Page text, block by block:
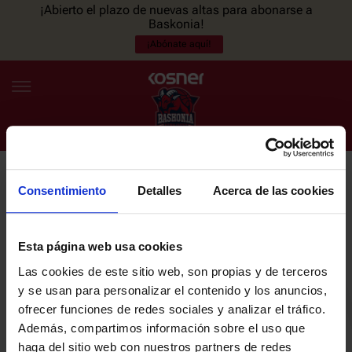
Consentimiento Detalles Acerca de las cookies
Esta página web usa cookies
Las cookies de este sitio web, son propias y de terceros
y se usan para personalizar el contenido y los anuncios,
ofrecer funciones de redes sociales y analizar el tráfico.
Además, compartimos información sobre el uso que
haga del sitio web con nuestros partners de redes
¡Abierto el plazo de nuevas altas para abonarse a
Baskonia!
¡Abónate aquí!
ES EU
NOTICIAS
PLANTILLA
ENTRADAS
NEWSLETTER
últimas noticias y promociones del club.
Email
He leído y acepto laPolítica de privacidaddel SASKI BASKONIA